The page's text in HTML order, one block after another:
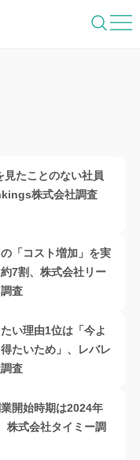
照らすメディ
見たことのない社員
株式会社調査
「コスト増加」を実
7割、株式会社リー
査
い理由1位は「今よ
たいため」、レバレ
査
開始時期は2024年
株式会社タイミー調